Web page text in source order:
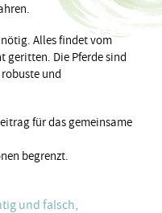
Alles findet vom
geritten. Die Pferde sind
und
für das gemeinsame
begrenzt.
und falsch,